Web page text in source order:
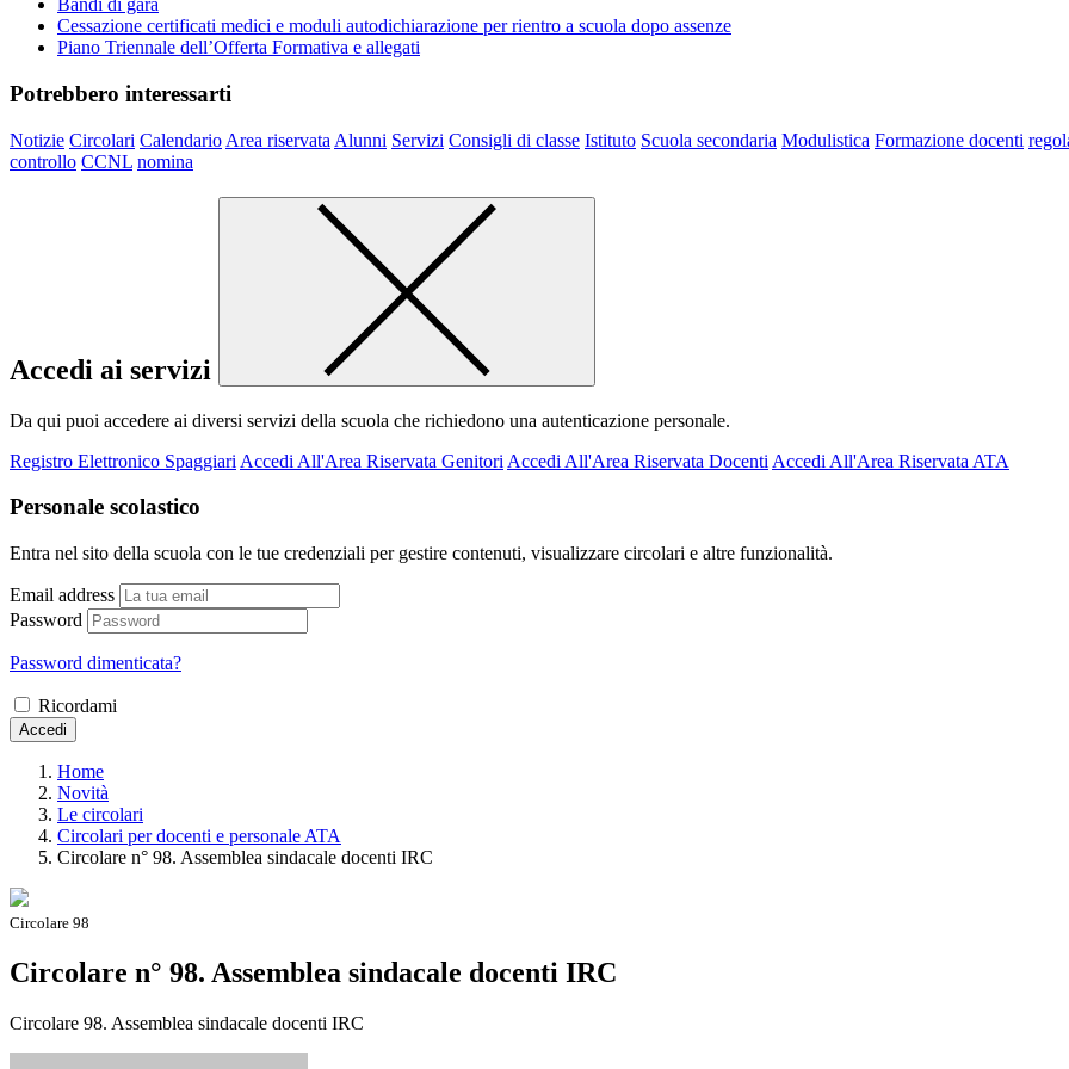
Bandi di gara
Cessazione certificati medici e moduli autodichiarazione per rientro a scuola dopo assenze
Piano Triennale dell’Offerta Formativa e allegati
Potrebbero interessarti
Notizie Circolari Calendario Area riservata Alunni Servizi Consigli di classe Istituto Scuola secondaria Modulistica Formazione docenti
controllo CCNL nomina
Accedi ai servizi
Da qui puoi accedere ai diversi servizi della scuola che richiedono una autenticazione personale.
Registro Elettronico Spaggiari Accedi All'Area Riservata Genitori Accedi All'Area Riservata Docenti Accedi All'Area Riservata ATA
Personale scolastico
Entra nel sito della scuola con le tue credenziali per gestire contenuti, visualizzare circolari e altre funzionalità.
Email address
Password
Password dimenticata?
Ricordami
Accedi
Home
Novità
Le circolari
Circolari per docenti e personale ATA
Circolare n° 98. Assemblea sindacale docenti IRC
Circolare 98
Circolare n° 98. Assemblea sindacale docenti IRC
Circolare 98. Assemblea sindacale docenti IRC